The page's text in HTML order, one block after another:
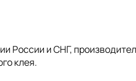
России и СНГ,
клея.